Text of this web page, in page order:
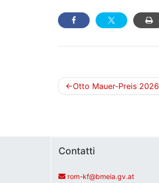
Navigazione
articoli
Otto Mauer-Preis 2026
Contatti
rom-kf@bmeia.gv.at